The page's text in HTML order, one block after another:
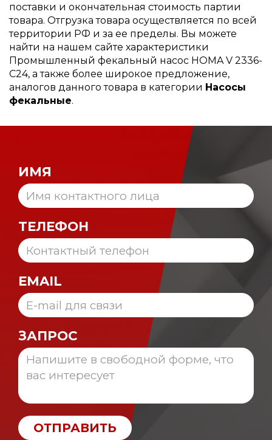
поставки и окончательная стоимость партии
товара. Отгрузка товара осуществляется по всей
территории РФ и за ее пределы. Вы можете
найти на нашем сайте характеристики
Промышленный фекальный насос HOMA V 2336-
C24, а также более широкое предложение,
аналогов данного товара в категории Насосы
фекальные.
ИМЯ
ТЕЛЕФОН
EMAIL
ЗАПРОС
ОТПРАВИТЬ